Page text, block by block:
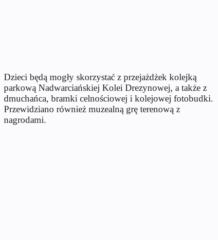
Dzieci będą mogły skorzystać z przejażdżek kolejką
parkową Nadwarciańskiej Kolei Drezynowej, a także z
dmuchańca, bramki celnościowej i kolejowej fotobudki.
Przewidziano również muzealną grę terenową z
nagrodami.